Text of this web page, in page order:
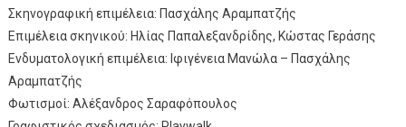
Σκηνογραφική επιμέλεια: Πασχάλης Αραμπατζής
Επιμέλεια σκηνικού: Ηλίας Παπαλεξανδρίδης, Κώστας Γεράσης
Ενδυματολογική επιμέλεια: Ιφιγένεια Μανώλα – Πασχάλης
Αραμπατζής
Φωτισμοί: Αλέξανδρος Σαραφόπουλος